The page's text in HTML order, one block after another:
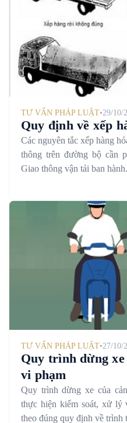
TƯ VẤN PHÁP LUẬT•29/10/
Quy định về xếp
Các nguyên tắc xếp hàng
thông trên đường bộ cần
Giao thông vận tải ban hành.
TƯ VẤN PHÁP LUẬT•27/10/
Quy trình dừng
vi phạm
Quy trình dừng xe của
thực hiện kiểm soát, xử lý
theo đúng quy định về trình